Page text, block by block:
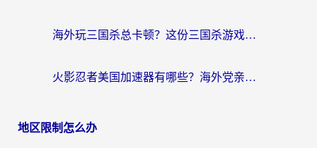
海外玩三国杀总卡顿？这份三国杀游戏加速器指南帮你告别延迟烦恼
火影忍者美国加速器有哪些？海外党亲测的国服游戏加速全攻略（含菲律宾玩三国之刃守望黎明技巧）
地区限制怎么办